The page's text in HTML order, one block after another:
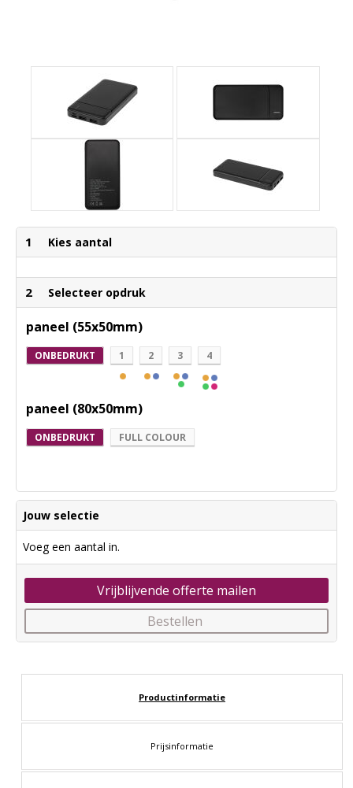
1 Kies aantal
2 Selecteer opdruk
paneel (55x50mm)
ONBEDRUKT 1 2 3 4
paneel (80x50mm)
ONBEDRUKT FULL COLOUR
Jouw selectie
Voeg een aantal in.
Vrijblijvende offerte mailen
Bestellen
Productinformatie
Prijsinformatie